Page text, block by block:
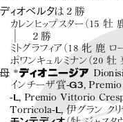
ィオベルタは２勝
カレンヒップスター（15牡
２勝
ミトグラフィア（18牝鹿ロ
ポワンキュルミナン（ 2 0 牡
*ディオニージア
インチーザ賞-G3，
-L ，Premio Vittorio
Torricola-L ，伊グラン クリ